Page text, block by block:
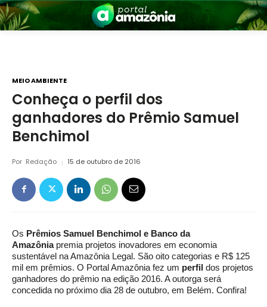
Amazônia
MEIO AMBIENTE
Conheça o perfil dos
ganhadores do Prêmio Samuel
Benchimol
Por Redação 15 de outubro de 2016
Os Prêmios Samuel Benchimol e Banco da
Amazôniapremia projetos inovadores em economia
sustentável na Amazônia Legal. São oito categorias e R$ 125
mil em prêmios. O Portal Amazônia fez um perfil dos projetos
ganhadores do prêmio na edição 2016. A outorga será
concedida no próximo dia 28 de outubro, em Belém. Confira!